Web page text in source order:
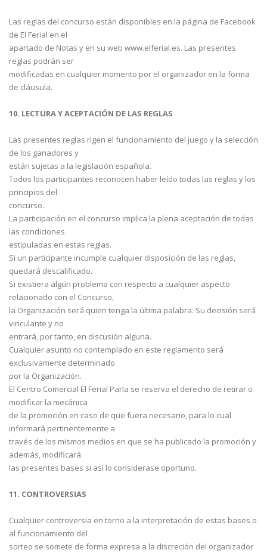
Las reglas del concurso están disponibles en la página de Facebook
de El Ferial en el
apartado de Notas y en su web www.elferial.es. Las presentes
reglas podrán ser
modificadas en cualquier momento por el organizador en la forma
de cláusula.
10. LECTURA Y ACEPTACIÓN DE LAS REGLAS
Las presentes reglas rigen el funcionamiento del juego y la selección
de los ganadores y
están sujetas a la legislación española.
Todos los participantes reconocen haber leído todas las reglas y los
principios del
concurso.
La participación en el concurso implica la plena aceptación de todas
las condiciones
estipuladas en estas reglas.
Si un participante incumple cualquier disposición de las reglas,
quedará descalificado.
Si existiera algún problema con respecto a cualquier aspecto
relacionado con el Concurso,
la Organización será quien tenga la última palabra. Su decisión será
vinculante y no
entrará, por tanto, en discusión alguna.
Cualquier asunto no contemplado en este reglamento será
exclusivamente determinado
por la Organización.
El Centro Comercial El Ferial Parla se reserva el derecho de retirar o
modificar la mecánica
de la promoción en caso de que fuera necesario, para lo cual
informará pertinentemente a
través de los mismos medios en que se ha publicado la promoción y
además, modificará
las presentes bases si así lo considerase oportuno.
11. CONTROVERSIAS
Cualquier controversia en torno a la interpretación de estas bases o
al funcionamiento del
sorteo se somete de forma expresa a la discreción del organizador